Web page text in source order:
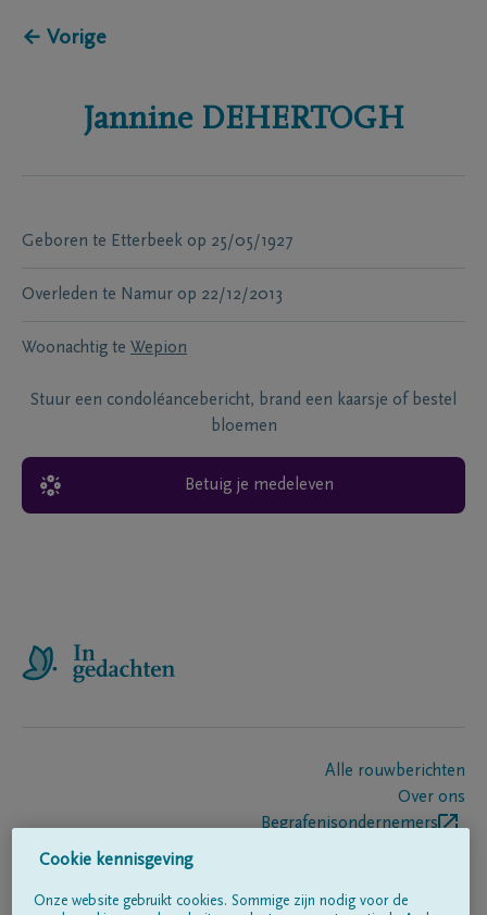
← Vorige
Jannine DEHERTOGH
Geboren te Etterbeek op 25/05/1927
Overleden te Namur op 22/12/2013
Woonachtig te Wepion
Stuur een condoléancebericht, brand een kaarsje of bestel
bloemen
Betuig je medeleven
Alle rouwberichten
Over ons
Begrafenisondernemers
Cookie kennisgeving
Onze website gebruikt cookies. Sommige zijn nodig voor de